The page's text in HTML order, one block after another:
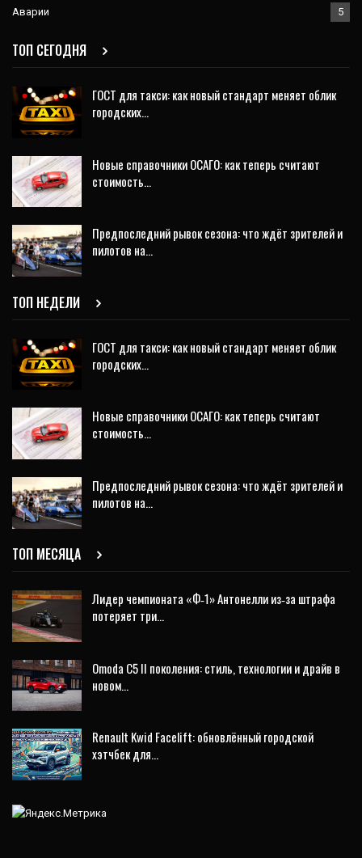
Аварии 5
ТОП СЕГОДНЯ
ГОСТ для такси: как новый стандарт меняет облик
городских…
Новые справочники ОСАГО: как теперь считают
стоимость…
Предпоследний рывок сезона: что ждёт зрителей и
пилотов на…
ТОП НЕДЕЛИ
ГОСТ для такси: как новый стандарт меняет облик
городских…
Новые справочники ОСАГО: как теперь считают
стоимость…
Предпоследний рывок сезона: что ждёт зрителей и
пилотов на…
ТОП МЕСЯЦА
Лидер чемпионата «Ф‑1» Антонелли из‑за штрафа
потеряет три…
Omoda C5 II поколения: стиль, технологии и драйв в
новом…
Renault Kwid Facelift: обновлённый городской
хэтчбек для…